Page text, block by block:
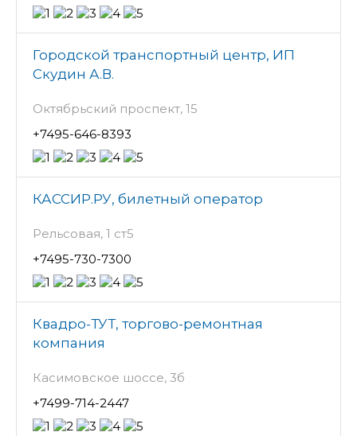
Городской транспортный центр, ИП
Скудин А.В.
Октябрьский проспект, 15
+7495-646-8393
КАССИР.РУ, билетный оператор
Рельсовая, 1 ст5
+7495-730-7300
Квадро-ТУТ, торгово-ремонтная
компания
Касимовское шоссе, 3б
+7499-714-2447